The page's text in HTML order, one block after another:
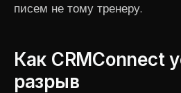
писем не тому тренеру.
Как CRMConnect
разрыв